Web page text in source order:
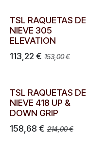
TSL RAQUETAS DE
NIEVE 305
ELEVATION
113,22 € 153,00€
TSL RAQUETAS DE
NIEVE 418 UP &
DOWN GRIP
158,68 € 214,00€